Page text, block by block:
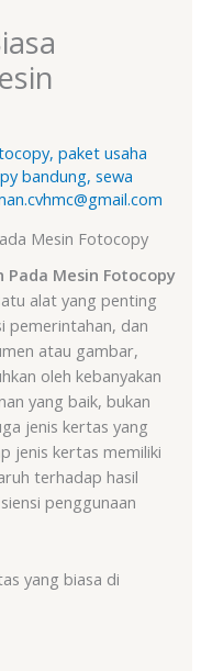
,paket usaha
bandung,sewa
Mesin Fotocopy
Pada Mesin Fotocopy
alat yang penting
pemerintahan, dan
atau gambar,
oleh kebanyakan
yang baik, bukan
jenis kertas yang
jenis kertas memiliki
terhadap hasil
penggunaan
yang biasa di